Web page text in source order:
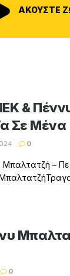
ΑΚΟΥΣΤΕ
&
Σε Μένα
0
Μπαλτατζή –
0